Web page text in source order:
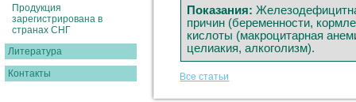
Продукция
зарегистрирована в
странах СНГ
Литература
Контакты
Показания:
причин (беременности,
кислоты (макроцитарная
целиакия, алкоголизм).
Все статьи